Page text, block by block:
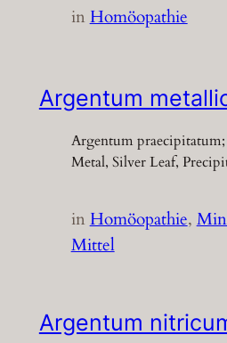
inHomöopathie
Argentum
Argentum
Metal, Silver Leaf,
inHomöopathie,
Mittel
Argentum